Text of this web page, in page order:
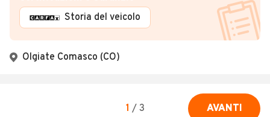
Storia del veicolo
Olgiate Comasco (CO)
1 / 3 AVANTI